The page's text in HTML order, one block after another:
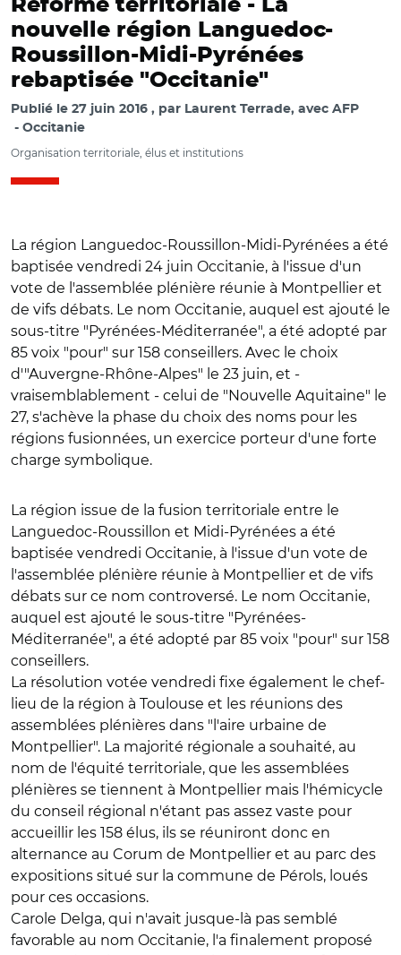
Réforme territoriale - La
nouvelle région Languedoc-
Roussillon-Midi-Pyrénées
rebaptisée "Occitanie"
Publié le 27 juin 2016 par Laurent Terrade, avec AFP
Occitanie
Organisation territoriale, élus et institutions
La région Languedoc-Roussillon-Midi-Pyrénées a été
baptisée vendredi 24 juin Occitanie, à l'issue d'un
vote de l'assemblée plénière réunie à Montpellier et
de vifs débats. Le nom Occitanie, auquel est ajouté le
sous-titre "Pyrénées-Méditerranée", a été adopté par
85 voix "pour" sur 158 conseillers. Avec le choix
d'"Auvergne-Rhône-Alpes" le 23 juin, et -
vraisemblablement - celui de "Nouvelle Aquitaine" le
27, s'achève la phase du choix des noms pour les
régions fusionnées, un exercice porteur d'une forte
charge symbolique.
La région issue de la fusion territoriale entre le
Languedoc-Roussillon et Midi-Pyrénées a été
baptisée vendredi Occitanie, à l'issue d'un vote de
l'assemblée plénière réunie à Montpellier et de vifs
débats sur ce nom controversé. Le nom Occitanie,
auquel est ajouté le sous-titre "Pyrénées-
Méditerranée", a été adopté par 85 voix "pour" sur 158
conseillers.
La résolution votée vendredi fixe également le chef-
lieu de la région à Toulouse et les réunions des
assemblées plénières dans "l'aire urbaine de
Montpellier". La majorité régionale a souhaité, au
nom de l'équité territoriale, que les assemblées
plénières se tiennent à Montpellier mais l'hémicycle
du conseil régional n'étant pas assez vaste pour
accueillir les 158 élus, ils se réuniront donc en
alternance au Corum de Montpellier et au parc des
expositions situé sur la commune de Pérols, loués
pour ces occasions.
Carole Delga, qui n'avait jusque-là pas semblé
favorable au nom Occitanie, l'a finalement proposé